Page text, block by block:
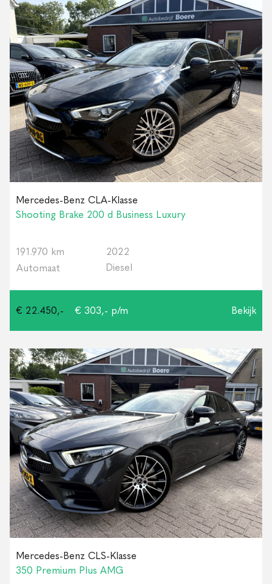
Mercedes-Benz CLA-Klasse
Shooting Brake 200 d Business Luxury
191.970 km
2022
Automaat
Diesel
€ 22.450,- € 303,- p/m Bekijk
Mercedes-Benz CLS-Klasse
350 Premium Plus AMG